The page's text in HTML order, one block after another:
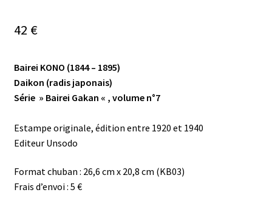
42 €
Bairei KONO (1844 – 1895)
Daikon (radis japonais)
Série » Bairei Gakan « , volume n°7
Estampe originale, édition entre 1920 et 1940
Editeur Unsodo
Format chuban : 26,6 cm x 20,8 cm (KB03)
Frais d’envoi : 5 €